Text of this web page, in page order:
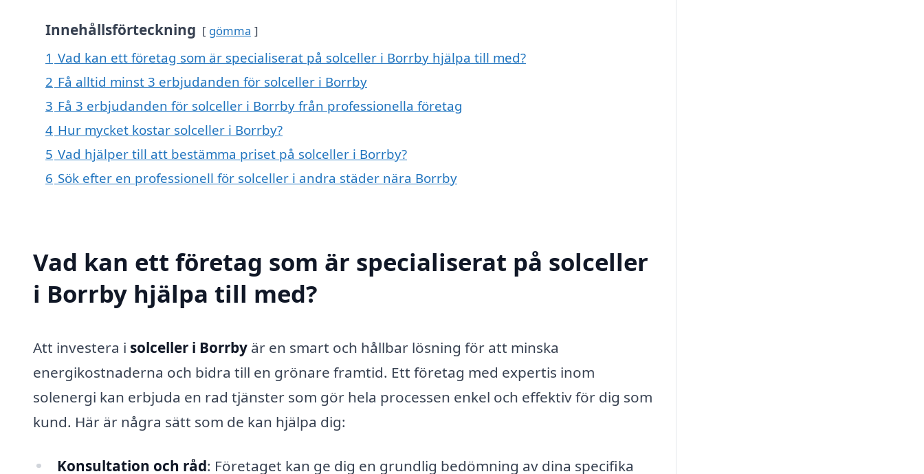
Innehållsförteckning gömma
1 Vad kan ett företag som är specialiserat på solceller i Borrby hjälpa till med?
2 Få alltid minst 3 erbjudanden för solceller i Borrby
3 Få 3 erbjudanden för solceller i Borrby från professionella företag
4 Hur mycket kostar solceller i Borrby?
5 Vad hjälper till att bestämma priset på solceller i Borrby?
6 Sök efter en professionell för solceller i andra städer nära Borrby
Vad kan ett företag som är specialiserat på solceller
i Borrby hjälpa till med?
Att investera i solceller i Borrby är en smart och hållbar lösning för att minska
energikostnaderna och bidra till en grönare framtid. Ett företag med expertis inom
solenergi kan erbjuda en rad tjänster som gör hela processen enkel och effektiv för dig som
kund. Här är några sätt som de kan hjälpa dig:
Konsultation och råd: Företaget kan ge dig en grundlig bedömning av dina specifika